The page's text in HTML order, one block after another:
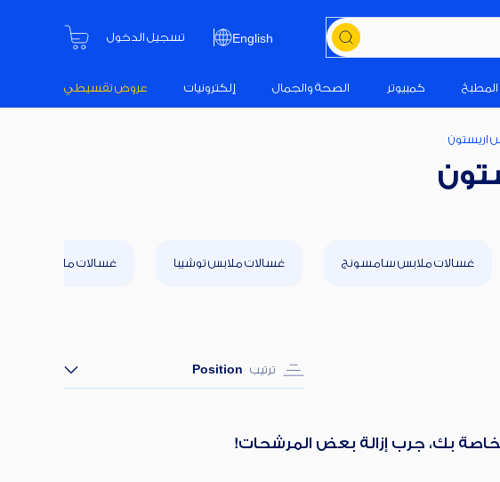
English تسجيل الدخول
كمبيوتر الصحة والجمال إلكترونيات عروض تقسيطي
اريستون
غسالات ملابس سامسونج غسالات ملابس توشيبا غسالات ملابس فريش
ترتيب Position
بك، جرب إزالة بعض المرشحات!